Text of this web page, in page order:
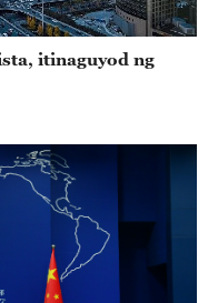
itinaguyod ng